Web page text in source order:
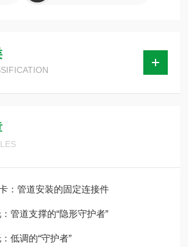
：管道安装的固定连接件
管道支撑的“隐形守护者”
低调的“守护者”